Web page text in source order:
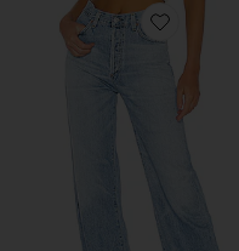
Favorite